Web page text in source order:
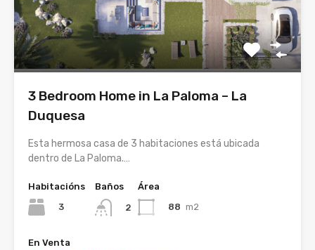
3 Bedroom Home in La Paloma – La
Duquesa
Esta hermosa casa de 3 habitaciones está ubicada
dentro de La Paloma.…
Habitacións
3
Baños
2
Área
88 m2
En Venta